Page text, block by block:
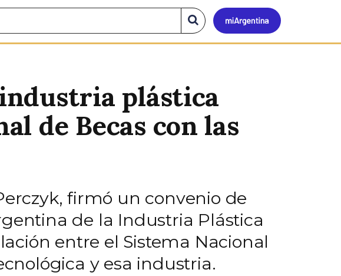
Mi
Buscar
en
el
plástica
de Becas con las
firmó un convenio de
de la Industria Plástica
entre el Sistema Nacional
y esa industria.